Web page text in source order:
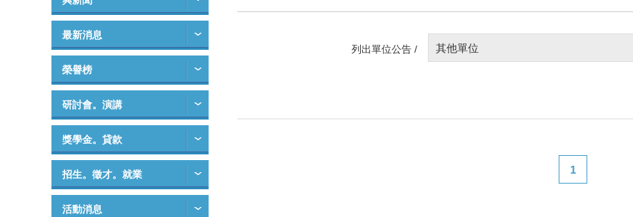
最新消息
榮譽榜
研討會。演講
獎學金。貸款
招生。徵才。就業
活動消息
列出單位公告 / 其他單位
1